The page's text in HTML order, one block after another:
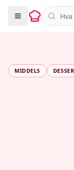
Søk i
MIDDELS